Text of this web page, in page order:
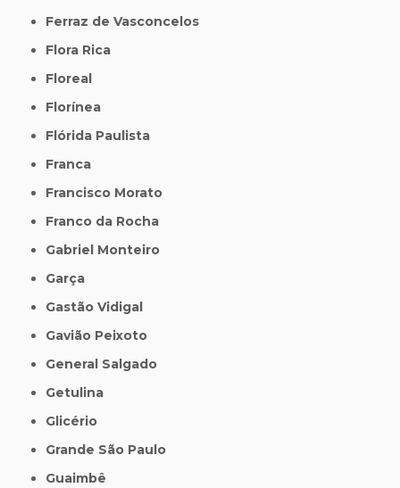
Ferraz de Vasconcelos
Flora Rica
Floreal
Florínea
Flórida Paulista
Franca
Francisco Morato
Franco da Rocha
Gabriel Monteiro
Garça
Gastão Vidigal
Gavião Peixoto
General Salgado
Getulina
Glicério
Grande São Paulo
Guaimbê